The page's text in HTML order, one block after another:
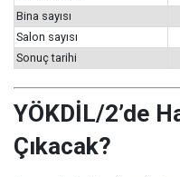
Bina sayısı
Salon sayısı
Sonuç tarihi
YÖKDİL/2’de
Çıkacak?